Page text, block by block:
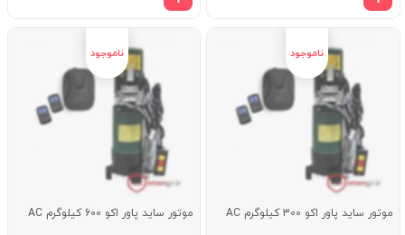
موتور ساید پاور اکو 300 کیلوگرم AC موتور ساید پاور اکو 600 کیلوگرم AC